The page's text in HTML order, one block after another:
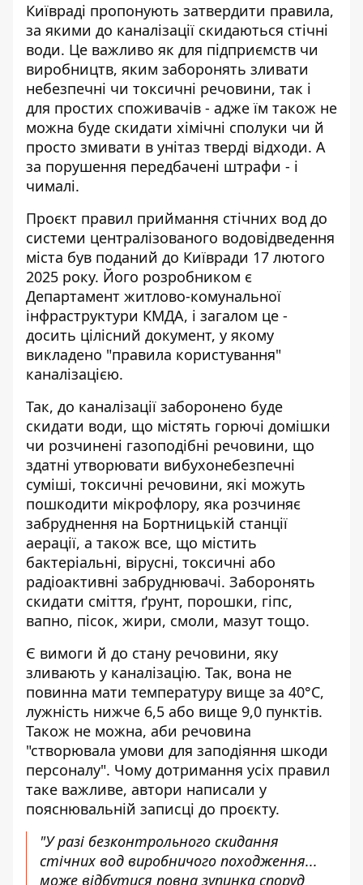
Київраді пропонують затвердити правила,
за якими до каналізації скидаються стічні
води. Це важливо як для підприємств чи
виробництв, яким заборонять зливати
небезпечні чи токсичні речовини, так і
для простих споживачів - адже їм також не
можна буде скидати хімічні сполуки чи й
просто змивати в унітаз тверді відходи. А
за порушення передбачені штрафи - і
чималі.
Проєкт правил приймання стічних вод до
системи централізованого водовідведення
міста був поданий до Київради 17 лютого
2025 року. Його розробником є
Департамент житлово-комунальної
інфраструктури КМДА, і загалом це -
досить цілісний документ, у якому
викладено "правила користування"
каналізацією.
Так, до каналізації заборонено буде
скидати води, що містять горючі домішки
чи розчинені газоподібні речовини, що
здатні утворювати вибухонебезпечні
суміші, токсичні речовини, які можуть
пошкодити мікрофлору, яка розчиняє
забруднення на Бортницькій станції
аерації, а також все, що містить
бактеріальні, вірусні, токсичні або
радіоактивні забруднювачі. Заборонять
скидати сміття, ґрунт, порошки, гіпс,
вапно, пісок, жири, смоли, мазут тощо.
Є вимоги й до стану речовини, яку
зливають у каналізацію. Так, вона не
повинна мати температуру вище за 40°С,
лужність нижче 6,5 або вище 9,0 пунктів.
Також не можна, аби речовина
"створювала умови для заподіяння шкоди
персоналу". Чому дотримання усіх правил
таке важливе, автори написали у
пояснювальній записці до проєкту.
"У разі безконтрольного скидання
стічних вод виробничого походження...
може відбутися повна зупинка споруд